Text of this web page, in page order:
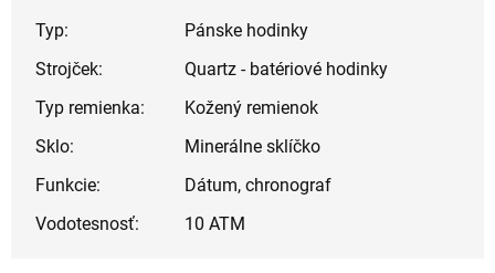
Typ:
Pánske hodinky
Strojček:
Quartz - batériové hodinky
Typ remienka:
Kožený remienok
Sklo:
Minerálne sklíčko
Funkcie:
Dátum, chronograf
Vodotesnosť:
10 ATM